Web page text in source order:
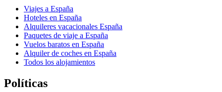
Viajes a España
Hoteles en España
Alquileres vacacionales España
Paquetes de viaje a España
Vuelos baratos en España
Alquiler de coches en España
Todos los alojamientos
Políticas